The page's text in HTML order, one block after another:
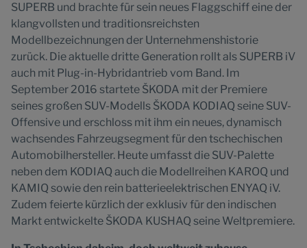
SUPERB und brachte für sein neues Flaggschiff eine der
klangvollsten und traditionsreichsten
Modellbezeichnungen der Unternehmenshistorie
zurück. Die aktuelle dritte Generation rollt als SUPERB iV
auch mit Plug-in-Hybridantrieb vom Band. Im
September 2016 startete ŠKODA mit der Premiere
seines großen SUV-Modells ŠKODA KODIAQ seine SUV-
Offensive und erschloss mit ihm ein neues, dynamisch
wachsendes Fahrzeugsegment für den tschechischen
Automobilhersteller. Heute umfasst die SUV-Palette
neben dem KODIAQ auch die Modellreihen KAROQ und
KAMIQ sowie den rein batterieelektrischen ENYAQ iV.
Zudem feierte kürzlich der exklusiv für den indischen
Markt entwickelte ŠKODA KUSHAQ seine Weltpremiere.